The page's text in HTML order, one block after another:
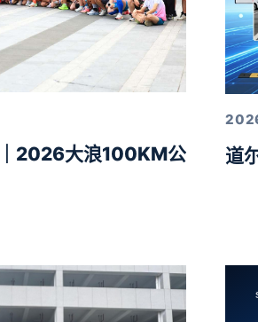
2026大浪100KM公益挑战
道